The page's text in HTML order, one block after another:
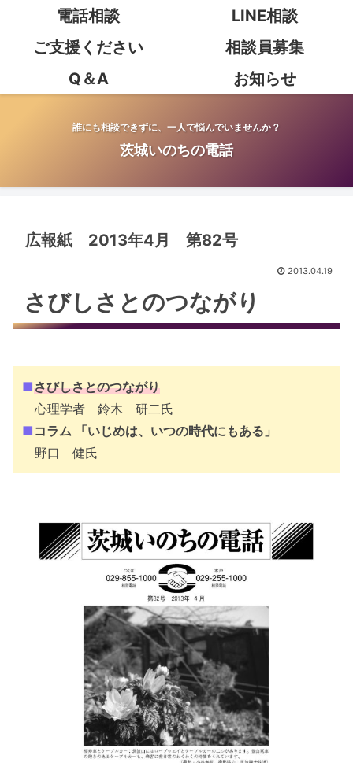
誰にも相談できずに、一人で悩んでいませんか？
茨城いのちの電話
電話相談
LINE相談
ご支援ください
相談員募集
Q＆A
お知らせ
広報紙 2013年4月 第82号
2013.04.19
さびしさとのつながり
■さびしさとのつながり
心理学者 鈴木 研二氏
■ コラム 「いじめは、いつの時代にもある」
野口 健氏